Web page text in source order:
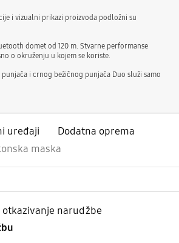
i vizualni prikazi proizvoda podložni su
domet od 120 m. Stvarne performanse
o okruženju u kojem se koriste.
i crnog bežičnog punjača Duo služi samo
uređaji
Dodatna oprema
maska
narudžbe